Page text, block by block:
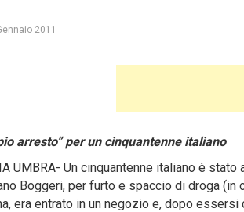
2011
arresto” per un cinquantenne italiano
UMBRA- Un cinquantenne italiano è
Boggeri, per furto e spaccio di droga (in
era entrato in un negozio e, dopo